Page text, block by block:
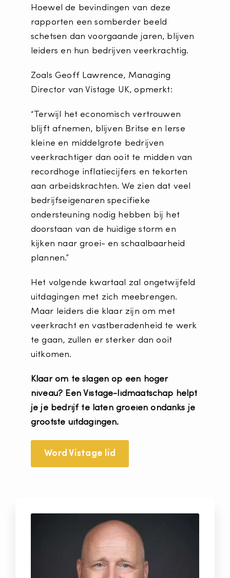
Hoewel de bevindingen van deze
rapporten een somberder beeld
schetsen dan voorgaande jaren, blijven
leiders en hun bedrijven veerkrachtig.
Zoals Geoff Lawrence, Managing
Director van Vistage UK, opmerkt:
“Terwijl het economisch vertrouwen
blijft afnemen, blijven Britse en Ierse
kleine en middelgrote bedrijven
veerkrachtiger dan ooit te midden van
recordhoge inflatiecijfers en tekorten
aan arbeidskrachten. We zien dat veel
bedrijfseigenaren specifieke
ondersteuning nodig hebben bij het
doorstaan van de huidige storm en
kijken naar groei- en schaalbaarheid
plannen.”
Het volgende kwartaal zal ongetwijfeld
uitdagingen met zich meebrengen.
Maar leiders die klaar zijn om met
veerkracht en vastberadenheid te werk
te gaan, zullen er sterker dan ooit
uitkomen.
Klaar om te slagen op een hoger
niveau? Een Vistage-lidmaatschap helpt
je je bedrijf te laten groeien ondanks je
grootste uitdagingen.
Word Vistage lid